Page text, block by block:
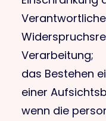
Verarbeitung;
das Bestehen
einer
wenn die